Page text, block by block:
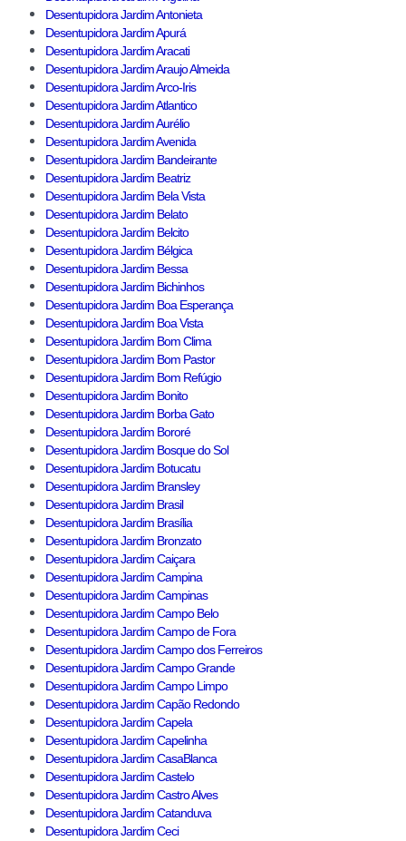
Desentupidora Jardim Antonieta
Desentupidora Jardim Apurá
Desentupidora Jardim Aracati
Desentupidora Jardim Araujo Almeida
Desentupidora Jardim Arco-Iris
Desentupidora Jardim Atlantico
Desentupidora Jardim Aurélio
Desentupidora Jardim Avenida
Desentupidora Jardim Bandeirante
Desentupidora Jardim Beatriz
Desentupidora Jardim Bela Vista
Desentupidora Jardim Belato
Desentupidora Jardim Belcito
Desentupidora Jardim Bélgica
Desentupidora Jardim Bessa
Desentupidora Jardim Bichinhos
Desentupidora Jardim Boa Esperança
Desentupidora Jardim Boa Vista
Desentupidora Jardim Bom Clima
Desentupidora Jardim Bom Pastor
Desentupidora Jardim Bom Refúgio
Desentupidora Jardim Bonito
Desentupidora Jardim Borba Gato
Desentupidora Jardim Bororé
Desentupidora Jardim Bosque do Sol
Desentupidora Jardim Botucatu
Desentupidora Jardim Bransley
Desentupidora Jardim Brasil
Desentupidora Jardim Brasília
Desentupidora Jardim Bronzato
Desentupidora Jardim Caiçara
Desentupidora Jardim Campina
Desentupidora Jardim Campinas
Desentupidora Jardim Campo Belo
Desentupidora Jardim Campo de Fora
Desentupidora Jardim Campo dos Ferreiros
Desentupidora Jardim Campo Grande
Desentupidora Jardim Campo Limpo
Desentupidora Jardim Capão Redondo
Desentupidora Jardim Capela
Desentupidora Jardim Capelinha
Desentupidora Jardim CasaBlanca
Desentupidora Jardim Castelo
Desentupidora Jardim Castro Alves
Desentupidora Jardim Catanduva
Desentupidora Jardim Ceci